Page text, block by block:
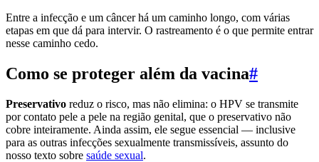
Entre a infecção e um câncer há um caminho longo, com várias
etapas em que dá para intervir. O rastreamento é o que permite entrar
nesse caminho cedo.
Como se proteger além da vacina#
Preservativo reduz o risco, mas não elimina: o HPV se transmite
por contato pele a pele na região genital, que o preservativo não
cobre inteiramente. Ainda assim, ele segue essencial — inclusive
para as outras infecções sexualmente transmissíveis, assunto do
nosso texto sobre saúde sexual.